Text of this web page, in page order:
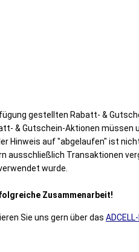
gestellten Rabatt- &
& Gutschein-Aktionen müssen
Hinweis auf "abgelaufen" ist
ausschließlich Transaktionen
wurde.
Zusammenarbeit!
Sie uns gern über das